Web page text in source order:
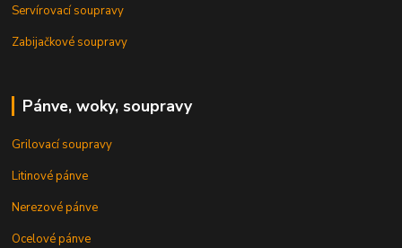
Servírovací soupravy
Zabijačkové soupravy
Pánve, woky, soupravy
Grilovací soupravy
Litinové pánve
Nerezové pánve
Ocelové pánve